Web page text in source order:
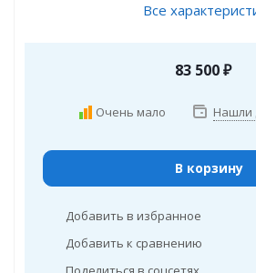
Все
83 500₽
Очень мало Нашли
В корзину
Добавить в избранное
Добавить к сравнению